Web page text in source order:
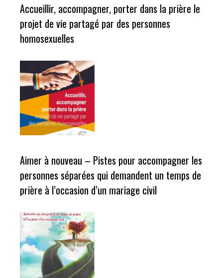
Accueillir, accompagner, porter dans la prière le
projet de vie partagé par des personnes
homosexuelles
Aimer à nouveau – Pistes pour accompagner les
personnes séparées qui demandent un temps de
prière à l’occasion d’un mariage civil